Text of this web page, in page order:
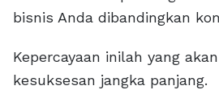
bisnis Anda dibandingkan
Kepercayaan inilah yang
kesuksesan jangka panjang.